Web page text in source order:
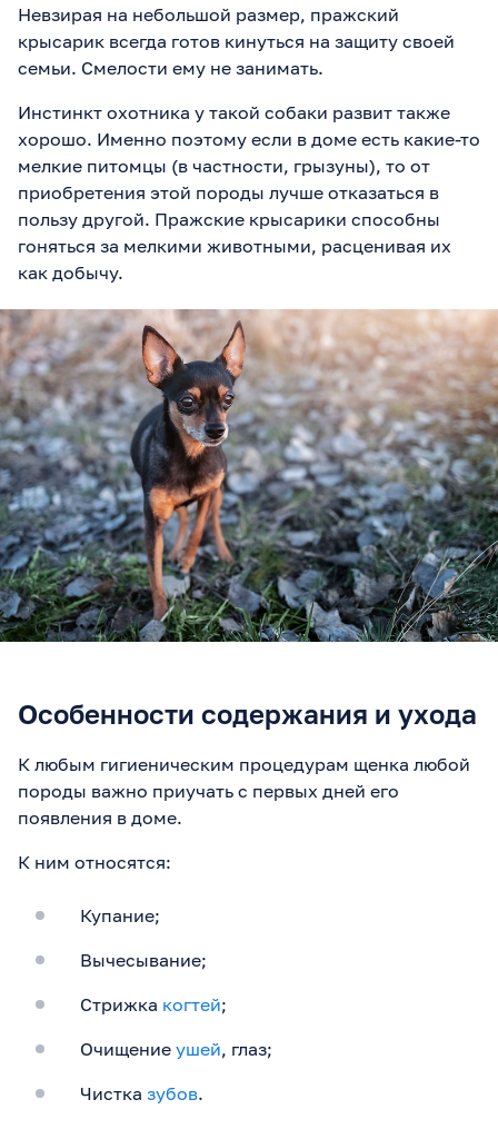
Невзирая на небольшой размер, пражский
крысарик всегда готов кинуться на защиту своей
семьи. Смелости ему не занимать.
Инстинкт охотника у такой собаки развит также
хорошо. Именно поэтому если в доме есть какие-то
мелкие питомцы (в частности, грызуны), то от
приобретения этой породы лучше отказаться в
пользу другой. Пражские крысарики способны
гоняться за мелкими животными, расценивая их
как добычу.
Особенности содержания и ухода
К любым гигиеническим процедурам щенка любой
породы важно приучать с первых дней его
появления в доме.
К ним относятся:
Купание;
Вычесывание;
Стрижка когтей;
Очищение ушей, глаз;
Чистка зубов.